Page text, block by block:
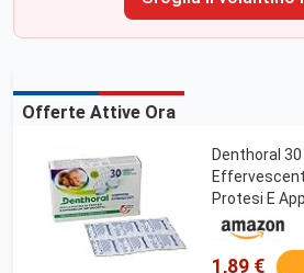
Offerte Attive Ora
Denthoral
Protesi E
93 g
1,89 €